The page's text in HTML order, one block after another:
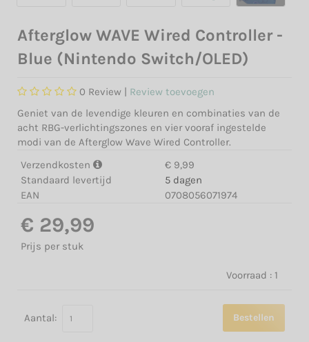
Afterglow WAVE Wired Controller -
Blue (Nintendo Switch/OLED)
0 Review | Review toevoegen
Geniet van de levendige kleuren en combinaties van de
acht RBG-verlichtingszones en vier vooraf ingestelde
modi van de Afterglow Wave Wired Controller.
Verzendkosten
€ 9,99
Standaard levertijd
5 dagen
EAN
0708056071974
€ 29,99
Prijs per stuk
Voorraad : 1
Aantal: Bestellen